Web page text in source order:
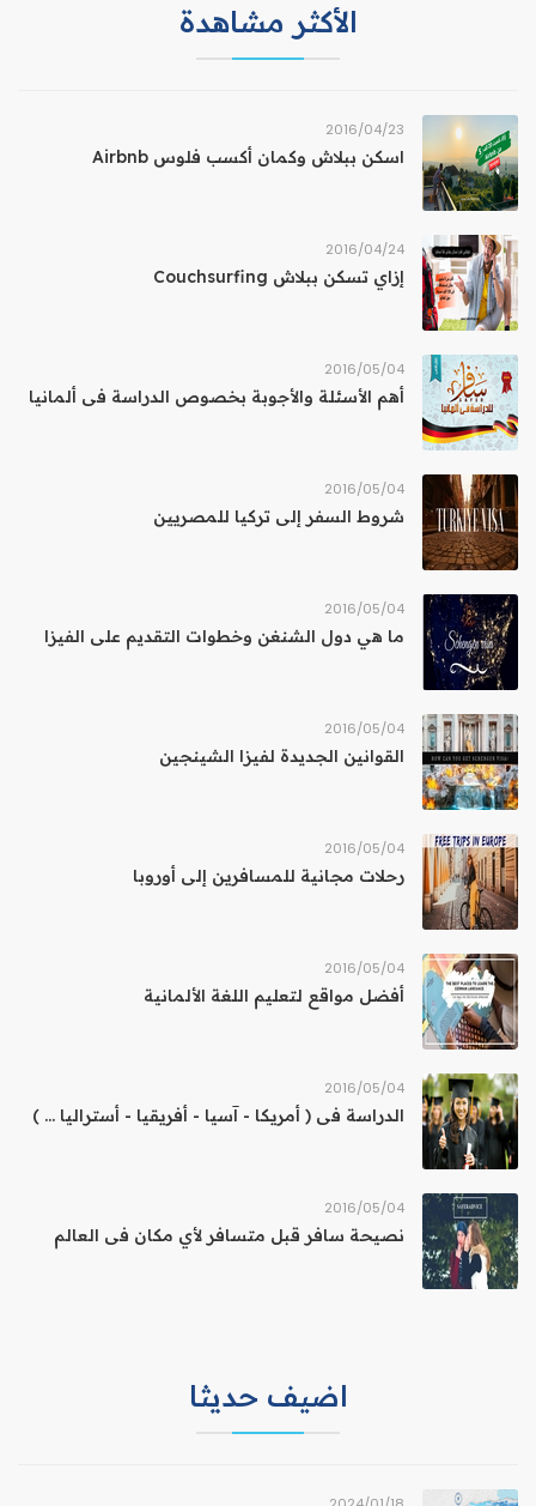
الأكثر مشاهدة
23‏/04‏/2016
اسكن ببلاش وكمان أكسب فلوس Airbnb
24‏/04‏/2016
إزاي تسكن ببلاش Couchsurfing
04‏/05‏/2016
أهم الأسئلة والأجوبة بخصوص الدراسة فى ألمانيا
04‏/05‏/2016
شروط السفر إلى تركيا للمصريين
04‏/05‏/2016
ما هي دول الشنغن وخطوات التقديم على الفيزا
04‏/05‏/2016
القوانين الجديدة لفيزا الشينجين
04‏/05‏/2016
رحلات مجانية للمسافرين إلى أوروبا
04‏/05‏/2016
أفضل مواقع لتعليم اللغة الألمانية
04‏/05‏/2016
الدراسة فى ( أمريكا - آسيا - أفريقيا - أستراليا ... )
04‏/05‏/2016
نصيحة سافر قبل متسافر لأي مكان فى العالم
اضيف حديثا